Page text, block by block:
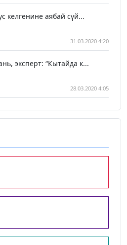
келгенине аябай сүй...
31.03.2020 4:20
эксперт: “Кытайда к...
28.03.2020 4:05